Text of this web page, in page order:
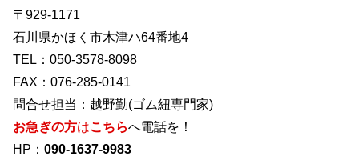
〒929-1171
石川県かほく市木津ハ64番地4
TEL：050-3578-8098
FAX：076-285-0141
問合せ担当：越野勤(ゴム紐専門家)
お急ぎの方はこちらへ電話を！
HP： 090-1637-9983